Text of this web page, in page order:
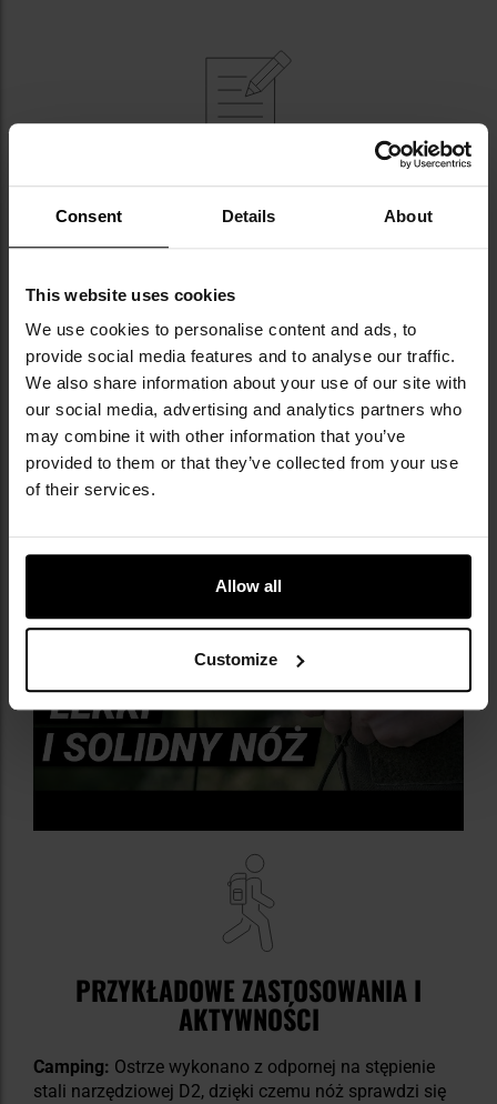
Consent Details About
This website uses cookies
We use cookies to personalise content and ads, to
provide social media features and to analyse our traffic.
We also share information about your use of our site with
our social media, advertising and analytics partners who
may combine it with other information that you’ve
provided to them or that they’ve collected from your use
of their services.
Allow all
Customize
NAJWAŻNIEJSZE CECHY
ostrze wykończone szlifem płaskim
antypoślizgowa faktura okładzin
solidna blokada Liner Lock
otwór pod kciuk oraz flipper
ceramiczne łożysko kulkowe
sprężysty klips
pokrowiec i materiał z mikrofibry w komplecie
PRZYKŁADOWE ZASTOSOWANIA I
AKTYWNOŚCI
Camping: Ostrze wykonano z odpornej na stępienie
stali narzędziowej D2, dzięki czemu nóż sprawdzi się